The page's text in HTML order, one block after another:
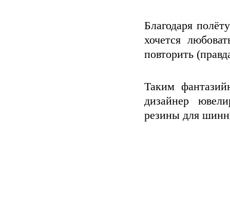
Благодаря
хочется
повторить
Таким
дизайнер
резины для